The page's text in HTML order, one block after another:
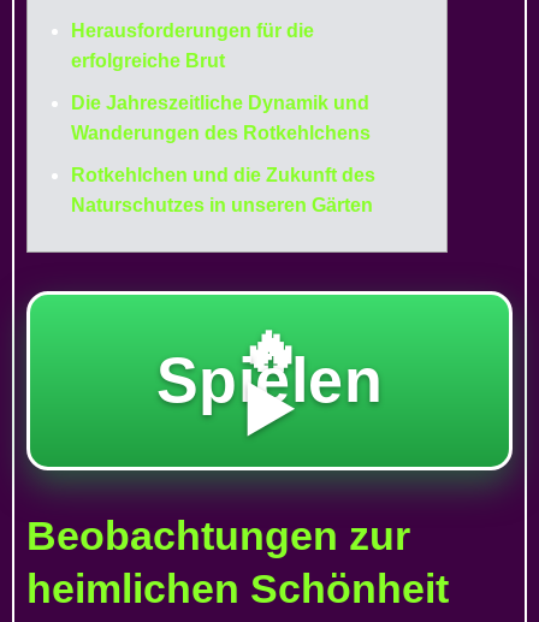
Herausforderungen für die
erfolgreiche Brut
Die Jahreszeitliche Dynamik und
Wanderungen des Rotkehlchens
Rotkehlchen und die Zukunft des
Naturschutzes in unseren Gärten
🔥
Spielen
▶️
Beobachtungen zur
heimlichen Schönheit